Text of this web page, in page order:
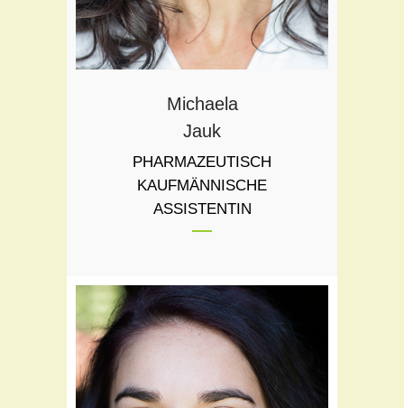
Michaela
Jauk
PHARMAZEUTISCH
KAUFMÄNNISCHE
ASSISTENTIN